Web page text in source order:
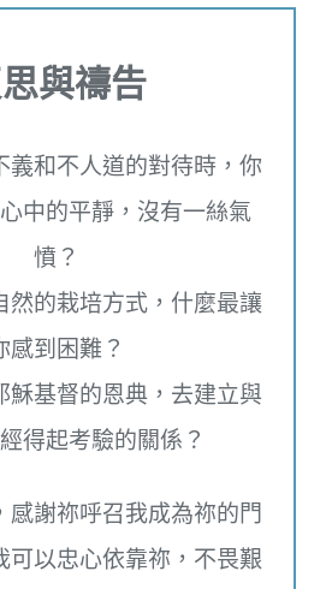
與禱告
義和不人道的對待時，你
中的平靜，沒有一絲氣
憤？
然的栽培方式，什麼最讓
感到困難？
穌基督的恩典，去建立與
得起考驗的關係？
感謝祢呼召我成為祢的門
可以忠心依靠祢，不畏艱